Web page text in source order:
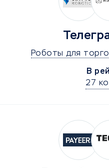
Роботы для
В
27